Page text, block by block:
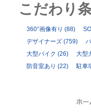
こだわり
360°画像有り (88)
デザイナーズ (759)
大型バイク (26) 大型
防音室あり (22) 駐車